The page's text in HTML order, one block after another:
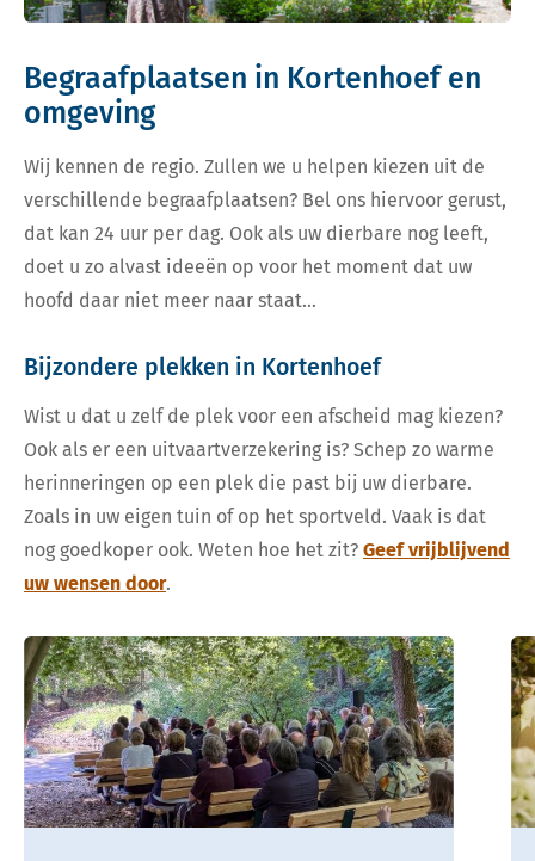
Begraafplaatsen in Kortenhoef en
omgeving
Wij kennen de regio. Zullen we u helpen kiezen uit de
verschillende begraafplaatsen? Bel ons hiervoor gerust,
dat kan 24 uur per dag. Ook als uw dierbare nog leeft,
doet u zo alvast ideeën op voor het moment dat uw
hoofd daar niet meer naar staat…
Bijzondere plekken in Kortenhoef
Wist u dat u zelf de plek voor een afscheid mag kiezen?
Ook als er een uitvaartverzekering is? Schep zo warme
herinneringen op een plek die past bij uw dierbare.
Zoals in uw eigen tuin of op het sportveld. Vaak is dat
nog goedkoper ook. Weten hoe het zit? Geef vrijblijvend
uw wensen door.